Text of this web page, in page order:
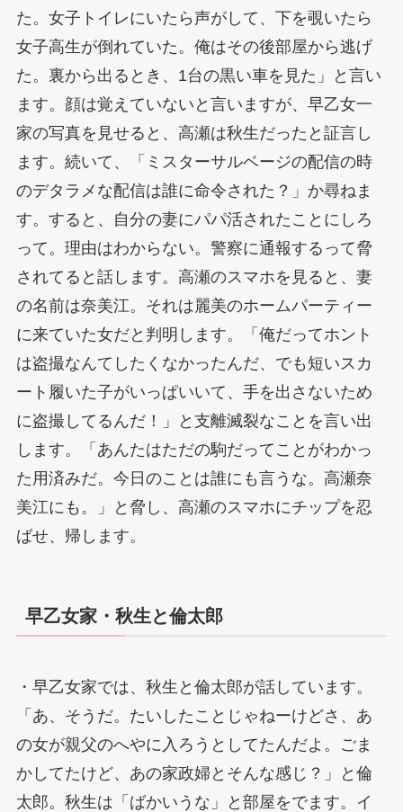
た。女子トイレにいたら声がして、下を覗いたら
女子高生が倒れていた。俺はその後部屋から逃げ
た。裏から出るとき、1台の黒い車を見た」と言い
ます。顔は覚えていないと言いますが、早乙女一
家の写真を見せると、高瀬は秋生だったと証言し
ます。続いて、「ミスターサルベージの配信の時
のデタラメな配信は誰に命令された？」か尋ねま
す。すると、自分の妻にパパ活されたことにしろ
って。理由はわからない。警察に通報するって脅
されてると話します。高瀬のスマホを見ると、妻
の名前は奈美江。それは麗美のホームパーティー
に来ていた女だと判明します。「俺だってホント
は盗撮なんてしたくなかったんだ、でも短いスカ
ート履いた子がいっぱいいて、手を出さないため
に盗撮してるんだ！」と支離滅裂なことを言い出
します。「あんたはただの駒だってことがわかっ
た用済みだ。今日のことは誰にも言うな。高瀬奈
美江にも。」と脅し、高瀬のスマホにチップを忍
ばせ、帰します。
早乙女家・秋生と倫太郎
・早乙女家では、秋生と倫太郎が話しています。
「あ、そうだ。たいしたことじゃねーけどさ、あ
の女が親父のへやに入ろうとしてたんだよ。ごま
かしてたけど、あの家政婦とそんな感じ？」と倫
太郎。秋生は「ばかいうな」と部屋をでます。イ